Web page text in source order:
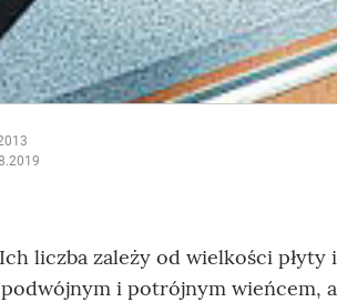
liczba zależy od wielkości płyty
i potrójnym wieńcem,